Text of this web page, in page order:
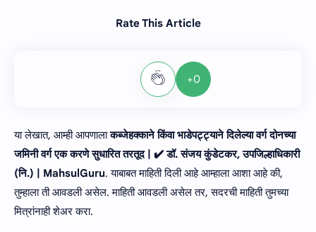
Rate This Article
+0
या लेखात, आम्ही आपणालाकब्जेहक्काने किंवा भाडेपट्ट्याने दिलेल्या वर्ग दोनच्या
जमिनी वर्ग एक करणे सुधारित तरतूद | ✔️ डॉ. संजय कुंडेटकर, उपजिल्हाधिकारी
(नि.) | MahsulGuru. याबाबत माहिती दिली आहे आम्हाला आशा आहे की,
तुम्हाला ती आवडली असेल. माहिती आवडली असेल तर, सदरची माहिती तुमच्या
मित्रांनाही शेअर करा.